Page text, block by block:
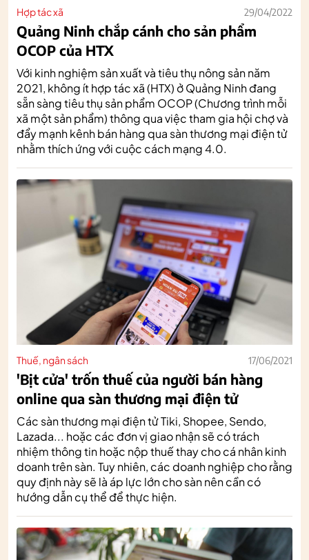
Hợp tác xã 29/04/2022
Quảng Ninh chắp cánh cho sản phẩm
OCOP của HTX
Với kinh nghiệm sản xuất và tiêu thụ nông sản năm
2021, không ít hợp tác xã (HTX) ở Quảng Ninh đang
sẵn sàng tiêu thụ sản phẩm OCOP (Chương trình mỗi
xã một sản phẩm) thông qua việc tham gia hội chợ và
đẩy mạnh kênh bán hàng qua sàn thương mại điện tử
nhằm thích ứng với cuộc cách mạng 4.0.
Thuế, ngân sách 17/06/2021
'Bịt cửa' trốn thuế của người bán hàng
online qua sàn thương mại điện tử
Các sàn thương mại điện tử Tiki, Shopee, Sendo,
Lazada... hoặc các đơn vị giao nhận sẽ có trách
nhiệm thông tin hoặc nộp thuế thay cho cá nhân kinh
doanh trên sàn. Tuy nhiên, các doanh nghiệp cho rằng
quy định này sẽ là áp lực lớn cho sàn nên cần có
hướng dẫn cụ thể để thực hiện.